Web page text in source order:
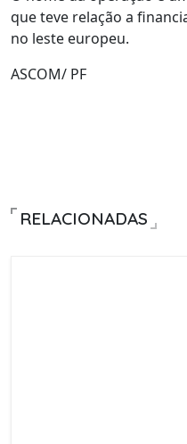
que teve relação a
no leste europeu.
ASCOM/ PF
RELACIONADAS